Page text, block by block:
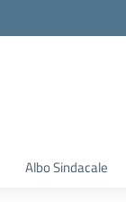
Albo Sindacale